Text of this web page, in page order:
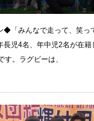
「みんなで走って、笑っ
長児4名、年中児2名が在籍
す。ラグビーは、